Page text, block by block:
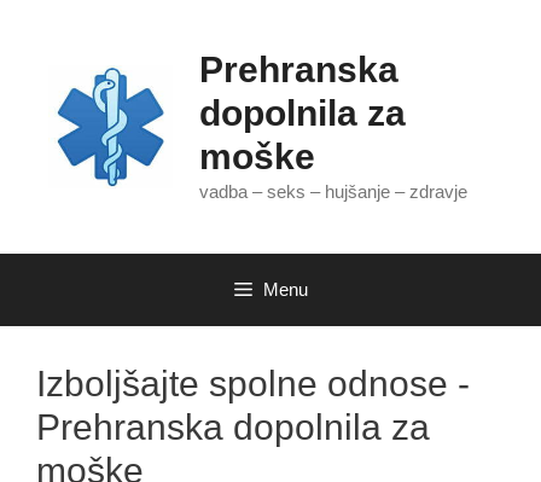
Prehranska
dopolnila za
moške
vadba – seks – hujšanje – zdravje
Menu
Izboljšajte spolne odnose -
Prehranska dopolnila za
moške